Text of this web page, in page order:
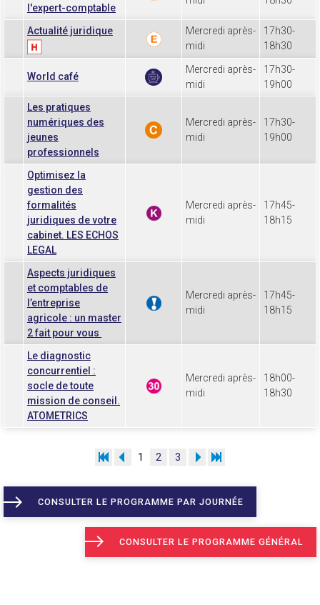
l'expert-comptable
Actualité juridique
Mercredi après-
midi
17h30-
18h30
World café
Mercredi après-
midi
17h30-
19h00
Les pratiques
numériques des
jeunes
professionnels
Mercredi après-
midi
17h30-
19h00
Optimisez la
gestion des
formalités
juridiques de votre
cabinet. LES ECHOS
LEGAL
Mercredi après-
midi
17h45-
18h15
Aspects juridiques
et comptables de
l’entreprise
agricole : un master
2 fait pour vous
Mercredi après-
midi
17h45-
18h15
Le diagnostic
concurrentiel :
socle de toute
mission de conseil.
ATOMETRICS
Mercredi après-
midi
18h00-
18h30
1 2 3
CONSULTER LE PROGRAMME PAR JOURNÉE
CONSULTER LE PROGRAMME GÉNÉRAL